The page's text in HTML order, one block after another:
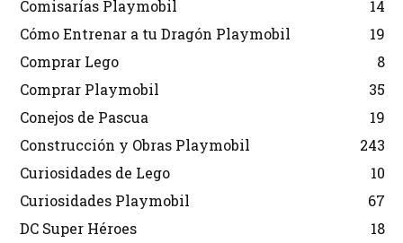
Comisarías Playmobil
14
Cómo Entrenar a tu Dragón Playmobil
19
Comprar Lego
8
Comprar Playmobil
35
Conejos de Pascua
19
Construcción y Obras Playmobil
243
Curiosidades de Lego
10
Curiosidades Playmobil
67
DC Super Héroes
18